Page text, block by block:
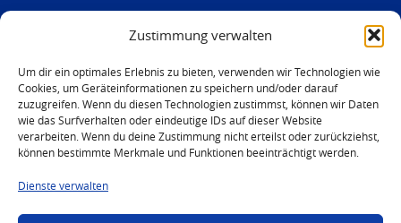
Zustimmung verwalten
Um dir ein optimales Erlebnis zu bieten, verwenden wir Technologien wie
Cookies, um Geräteinformationen zu speichern und/oder darauf
zuzugreifen. Wenn du diesen Technologien zustimmst, können wir Daten
wie das Surfverhalten oder eindeutige IDs auf dieser Website
verarbeiten. Wenn du deine Zustimmung nicht erteilst oder zurückziehst,
können bestimmte Merkmale und Funktionen beeinträchtigt werden.
Dienste verwalten
verteidigung(at)strafrechtsfragen-frankfurt.de
Louisenstraße 84
61348 Bad Homburg
Telefon:06172 - 66 28 00
Telefax: 06172 - 66 28 01
In Notfällen
0171 - 691 67 67